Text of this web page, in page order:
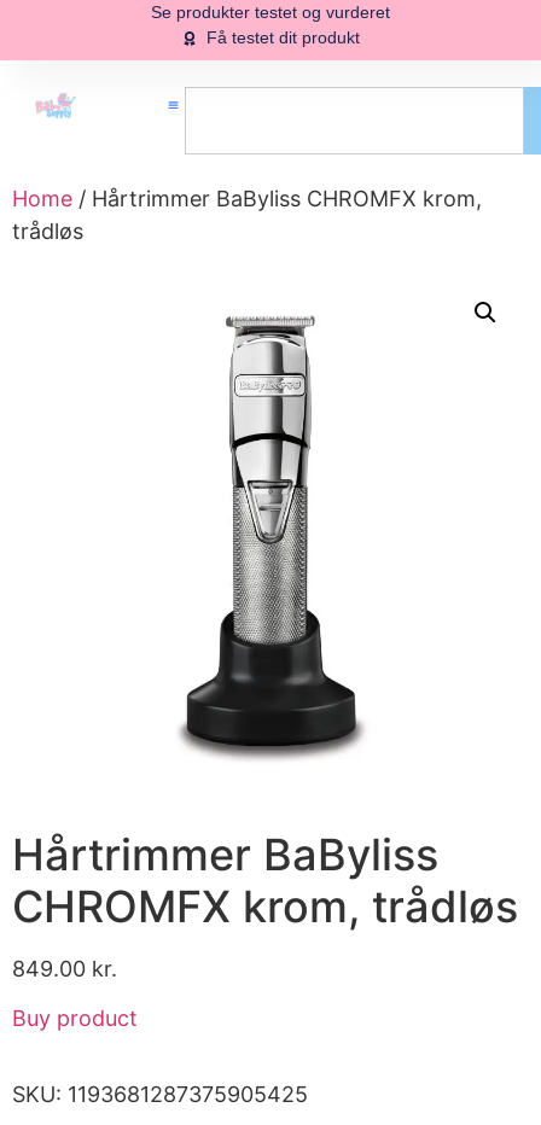
Se produkter testet og vurderet
Få testet dit produkt
Home / Hårtrimmer BaByliss CHROMFX krom,
trådløs
Hårtrimmer BaByliss
CHROMFX krom, trådløs
849.00 kr.
Buy product
SKU: 1193681287375905425